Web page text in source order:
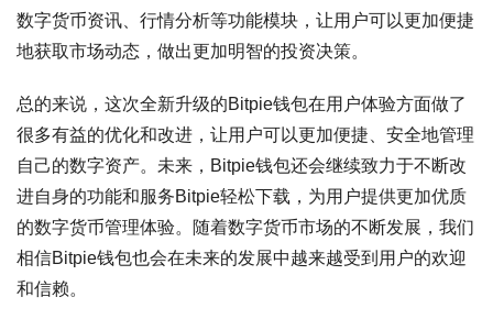
数字货币资讯、行情分析等功能模块，让用户可以更加便捷
地获取市场动态，做出更加明智的投资决策。
总的来说，这次全新升级的Bitpie钱包在用户体验方面做了
很多有益的优化和改进，让用户可以更加便捷、安全地管理
自己的数字资产。未来，Bitpie钱包还会继续致力于不断改
进自身的功能和服务Bitpie轻松下载，为用户提供更加优质
的数字货币管理体验。随着数字货币市场的不断发展，我们
相信Bitpie钱包也会在未来的发展中越来越受到用户的欢迎
和信赖。